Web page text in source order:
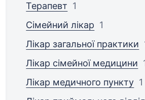
Терапевт 1
Сімейний лікар 1
Лікар загальної практики
Лікар сімейної медицини
Лікар медичного пункту 1